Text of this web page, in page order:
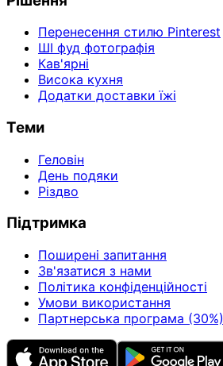
Перенесення стилю Pinterest
ШІ фуд фотографія
Кав'ярні
Висока кухня
Додатки доставки їжі
Теми
Геловін
День подяки
Різдво
Підтримка
Поширені запитання
Зв'язатися з нами
Політика конфіденційності
Умови використання
Партнерська програма (30%)